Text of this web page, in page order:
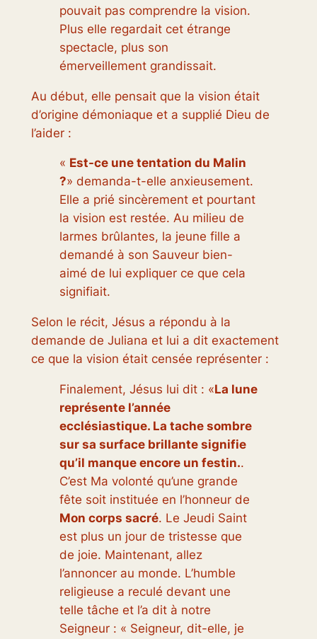
pouvait pas comprendre la vision.
Plus elle regardait cet étrange
spectacle, plus son
émerveillement grandissait.
Au début, elle pensait que la vision était
d’origine démoniaque et a supplié Dieu de
l’aider :
« Est-ce une tentation du Malin
?» demanda-t-elle anxieusement.
Elle a prié sincèrement et pourtant
la vision est restée. Au milieu de
larmes brûlantes, la jeune fille a
demandé à son Sauveur bien-
aimé de lui expliquer ce que cela
signifiait.
Selon le récit, Jésus a répondu à la
demande de Juliana et lui a dit exactement
ce que la vision était censée représenter :
Finalement, Jésus lui dit : «La lune
représente l’année
ecclésiastique. La tache sombre
sur sa surface brillante signifie
qu’il manque encore un festin..
C’est Ma volonté qu’une grande
fête soit instituée en l’honneur de
Mon corps sacré. Le Jeudi Saint
est plus un jour de tristesse que
de joie. Maintenant, allez
l’annoncer au monde. L’humble
religieuse a reculé devant une
telle tâche et l’a dit à notre
Seigneur : « Seigneur, dit-elle, je